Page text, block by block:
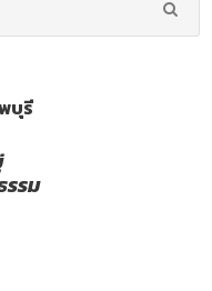
บุรี
รม